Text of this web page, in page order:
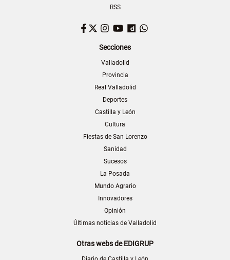
RSS
Facebook
TwitterInstagram
YouTubeDailymotion
Secciones
Valladolid
Provincia
Real Valladolid
Deportes
Castilla y León
Cultura
Fiestas de San Lorenzo
Sanidad
Sucesos
La Posada
Mundo Agrario
Innovadores
Opinión
Últimas noticias de Valladolid
Otras webs de EDIGRUP